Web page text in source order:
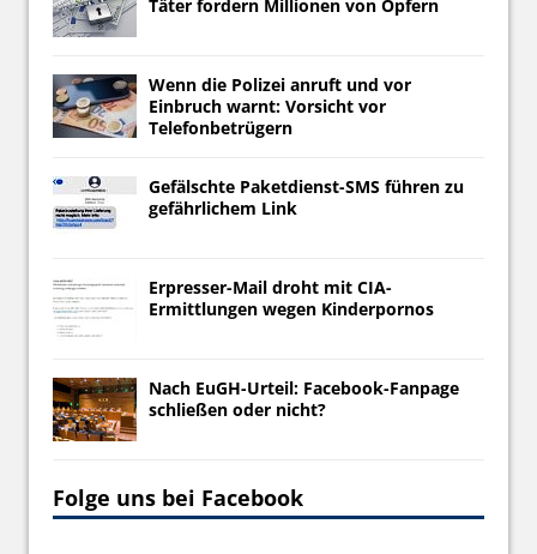
Täter fordern Millionen von Opfern
Wenn die Polizei anruft und vor
Einbruch warnt: Vorsicht vor
Telefonbetrügern
Gefälschte Paketdienst-SMS führen zu
gefährlichem Link
Erpresser-Mail droht mit CIA-
Ermittlungen wegen Kinderpornos
Nach EuGH-Urteil: Facebook-Fanpage
schließen oder nicht?
Folge uns bei Facebook